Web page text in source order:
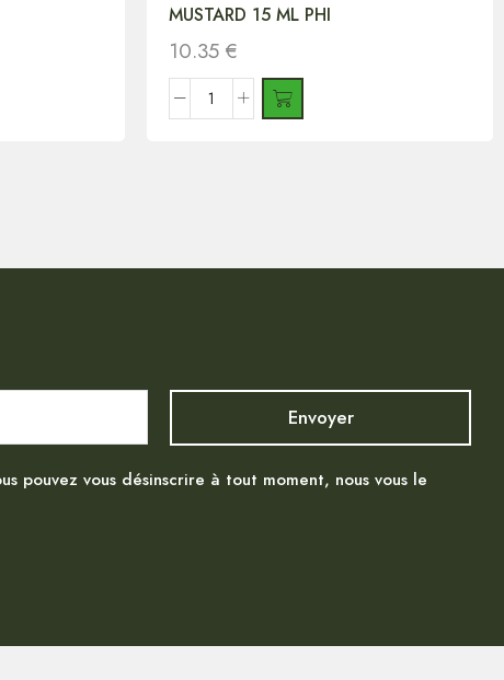
MUSTARD 15 ML PHI
10.35 €
pouvez vous désinscrire à tout moment, nous vous le